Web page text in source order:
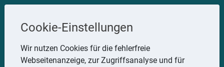
Steuerberater
Uwe Glauner
Erlachstraße 28, 75217 Birkenfeld
Cookie-Einstellungen
Wir nutzen Cookies für die fehlerfreie
Webseitenanzeige, zur Zugriffsanalyse und für